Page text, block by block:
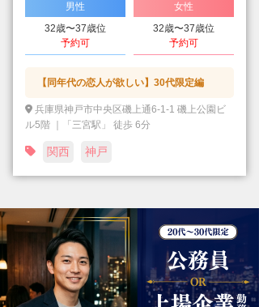
男性
32歳〜37歳位
予約可
女性
32歳〜37歳位
予約可
【同年代の恋人が欲しい】30代限定編
兵庫県神戸市中央区磯上通6-1-1 磯上公園ビ
ル5階 ｜「三宮駅」 徒歩 6分
関西 神戸